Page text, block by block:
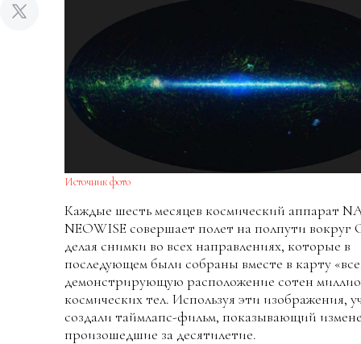
Источник фото
Каждые шесть месяцев космический аппарат
NEOWISE совершает полет на полпути вокруг
делая снимки во всех направлениях, которые в
последующем были собраны вместе в карту
демонстрирующую расположение сотен
космических тел. Используя эти изображения,
создали таймлапс-фильм, показывающий
произошедшие за десятилетие.